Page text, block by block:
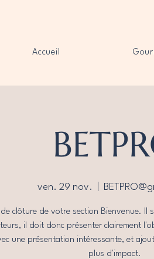
Accueil
ven. 29 nov.
clôture de votre section Bienvenue. Il
il doit donc présenter clairement
une présentation intéressante, et
plus d'impact.